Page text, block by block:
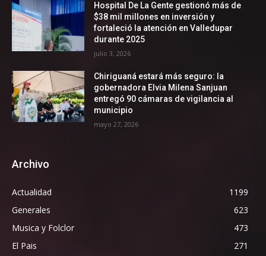
Hospital De La Gente gestionó más de
$38 mil millones en inversión y
fortaleció la atención en Valledupar
durante 2025
julio 3, 2026
Chiriguaná estará más seguro: la
gobernadora Elvia Milena Sanjuan
entregó 90 cámaras de vigilancia al
municipio
mayo 27, 2026
Archivo
Actualidad
1199
Generales
623
Musica y Folclor
473
El Pais
271